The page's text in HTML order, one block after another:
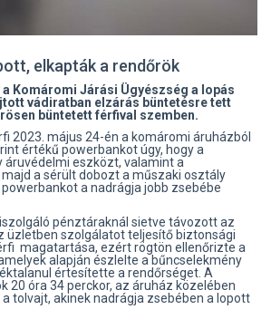
elkapták a rendőrök
Komáromi Járási Ügyészség a lopás
vádiratban elzárás büntetésre tett
büntetett férfival szemben.
2023. május 24-én a komáromi áruházból
értékű powerbankot úgy, hogy a
áruvédelmi eszközt, valamint a
a sérült dobozt a műszaki osztály
a nadrágja jobb zsebébe
pénztáraknál sietve távozott az
üzletben szolgálatot teljesítő biztonsági
magatartása, ezért rögtön ellenőrizte a
alapján észlelte a bűncselekmény
értesítette a rendőrséget. A
20 óra 34 perckor, az áruház közelében
tolvajt, akinek nadrágja zsebében a lopott